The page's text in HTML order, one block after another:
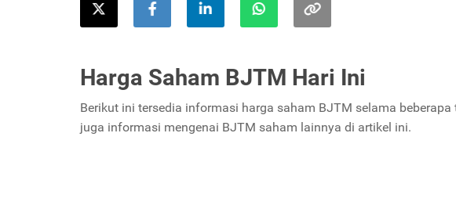
Harga Saham BJTM Hari Ini
Berikut ini tersedia informasi harga saham BJTM selama
juga informasi mengenai BJTM saham lainnya di artikel ini.